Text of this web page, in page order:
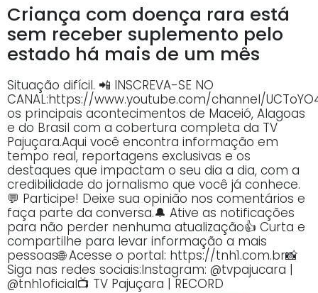
Criança com doença rara está
sem receber suplemento pelo
estado há mais de um mês
Situação difícil. 📲 INSCREVA-SE NO
CANAL:https://www.youtube.com/channel/
os principais acontecimentos de Maceió, Alagoas
e do Brasil com a cobertura completa da TV
Pajuçara.Aqui você encontra informação em
tempo real, reportagens exclusivas e os
destaques que impactam o seu dia a dia, com a
credibilidade do jornalismo que você já conhece.
💬 Participe! Deixe sua opinião nos comentários e
faça parte da conversa.🔔 Ative as notificações
para não perder nenhuma atualização👍 Curta e
compartilhe para levar informação a mais
pessoas🌐 Acesse o portal: https://tnh1.com.br📸
Siga nas redes sociais:Instagram: @tvpajucara |
@tnh1oficial📺 TV Pajuçara | RECORD